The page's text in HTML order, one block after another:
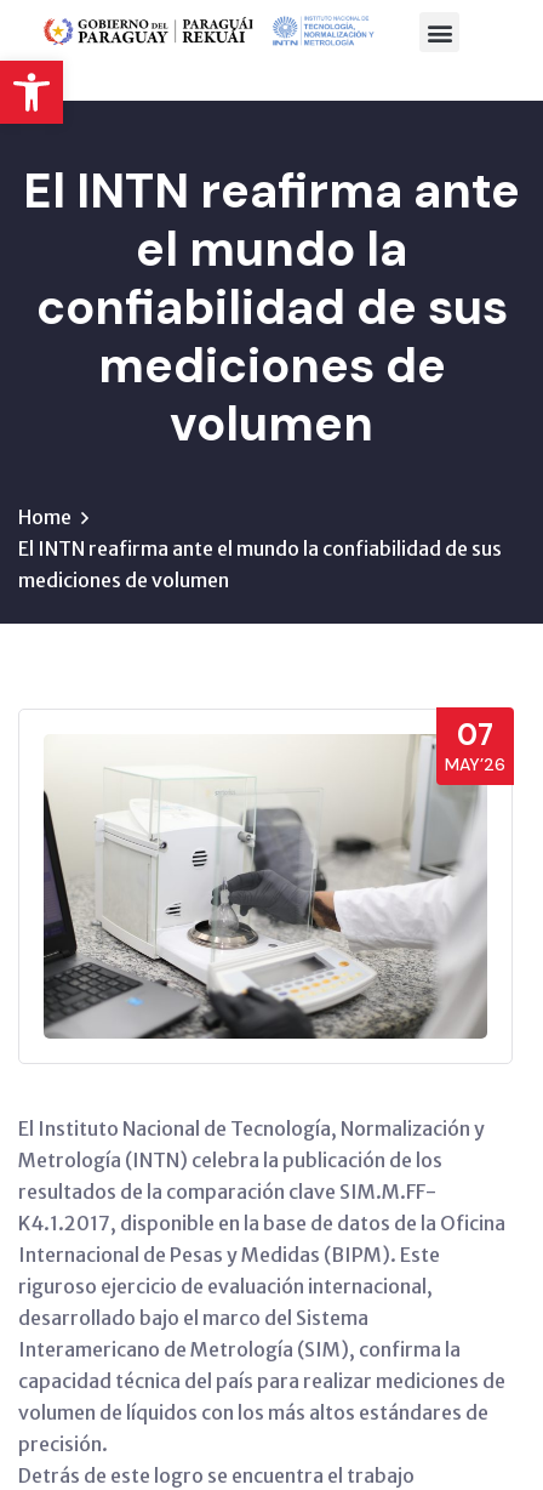
Abrir barra de herramientas
El INTN reafirma ante
el mundo la
confiabilidad de sus
mediciones de
volumen
Home
El INTN reafirma ante el mundo la confiabilidad de sus
mediciones de volumen
07
MAY’26
El Instituto Nacional de Tecnología, Normalización y
Metrología (INTN) celebra la publicación de los
resultados de la comparación clave SIM.M.FF-
K4.1.2017, disponible en la base de datos de la Oficina
Internacional de Pesas y Medidas (BIPM). Este
riguroso ejercicio de evaluación internacional,
desarrollado bajo el marco del Sistema
Interamericano de Metrología (SIM), confirma la
capacidad técnica del país para realizar mediciones de
volumen de líquidos con los más altos estándares de
precisión.
Detrás de este logro se encuentra el trabajo